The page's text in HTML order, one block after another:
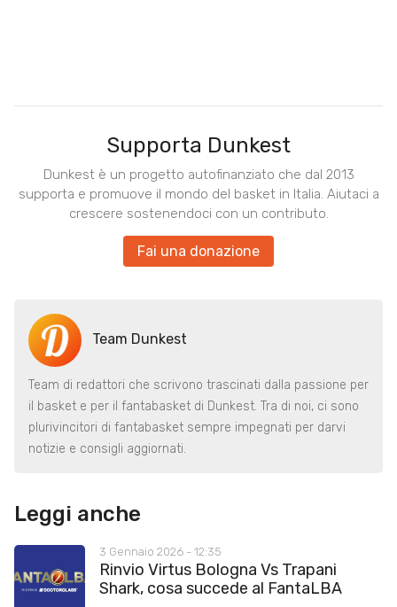
Supporta Dunkest
Dunkest è un progetto autofinanziato che dal 2013
supporta e promuove il mondo del basket in Italia. Aiutaci a
crescere sostenendoci con un contributo.
Fai una donazione
Team Dunkest
Team di redattori che scrivono trascinati dalla passione per
il basket e per il fantabasket di Dunkest. Tra di noi, ci sono
plurivincitori di fantabasket sempre impegnati per darvi
notizie e consigli aggiornati.
Leggi anche
3 Gennaio 2026 - 12:35
Rinvio Virtus Bologna Vs Trapani
Shark, cosa succede al FantaLBA